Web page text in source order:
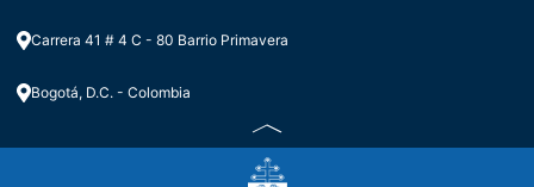
Carrera 41 # 4 C - 80 Barrio Primavera
Bogotá, D.C. - Colombia